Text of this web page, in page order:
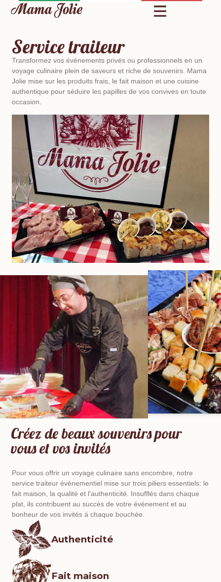
Service traiteur
Transformez vos évènements privés ou professionnels en un
voyage culinaire plein de saveurs et riche de souvenirs. Mama
Jolie mise sur les produits frais, le fait maison et une cuisine
authentique pour séduire les papilles de vos convives en toute
occasion.
Créez de beaux souvenirspour
vous et vos invités
Pour vous offrir un voyage culinaire sans encombre, notre
service traiteur évènementiel mise sur trois piliers essentiels: le
fait maison, la qualité et l’authenticité. Insufflés dans chaque
plat, ils contribuent au succès de votre évènement et au
bonheur de vos invités à chaque bouchée.
Authenticité
Fait maison